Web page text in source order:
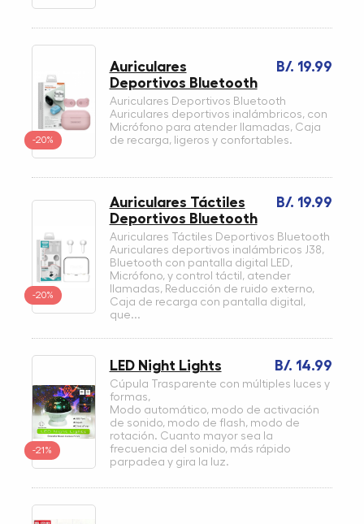
-20%
B/. 19.99
Auriculares
Deportivos Bluetooth
Auriculares Deportivos Bluetooth
Auriculares deportivos inalámbricos, con
Micrófono para atender llamadas, Caja
de recarga, ligeros y confortables.
-20%
B/. 19.99
Auriculares Táctiles
Deportivos Bluetooth
Auriculares Táctiles Deportivos Bluetooth
Auriculares deportivos inalámbricos J38,
Bluetooth con pantalla digital LED,
Micrófono, y control táctil, atender
llamadas, Reducción de ruido externo,
Caja de recarga con pantalla digital,
que...
-21%
B/. 14.99
LED Night Lights
Cúpula Trasparente con múltiples luces y
formas,
Modo automático, modo de activación
de sonido, modo de flash, modo de
rotación. Cuanto mayor sea la
frecuencia del sonido, más rápido
parpadea y gira la luz.